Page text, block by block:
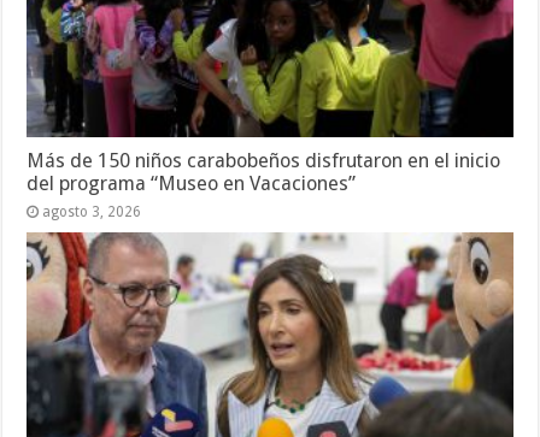
Más de 150 niños carabobeños disfrutaron en el inicio
del programa “Museo en Vacaciones”
agosto 3, 2026